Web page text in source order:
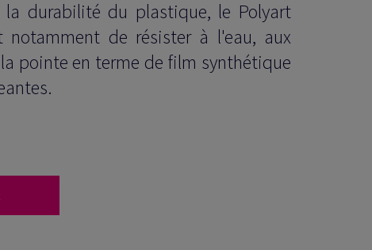
durabilité du plastique, le Polyart
de résister à l'eau, aux
pointe en terme de film synthétique